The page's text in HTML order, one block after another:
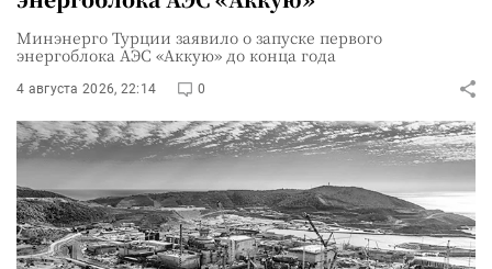
Минэнерго Турции заявило о запуске первого
энергоблока АЭС «Аккую» до конца года
4 августа 2026, 22:14 0